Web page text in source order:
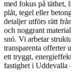
med fokus på täthet,
plåt, tegel eller
detaljer utförs rätt
och noggrant
snö. Vi arbetar
transparenta offerter
ett tryggt,
fastighet i Uddevalla